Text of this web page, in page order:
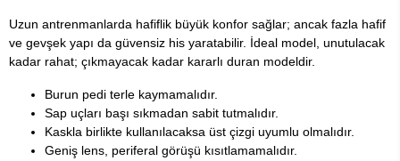
Uzun antrenmanlarda hafiflik büyük konfor sağlar; ancak fazla hafif
ve gevşek yapı da güvensiz his yaratabilir. İdeal model, unutulacak
kadar rahat; çıkmayacak kadar kararlı duran modeldir.
Burun pedi terle kaymamalıdır.
Sap uçları başı sıkmadan sabit tutmalıdır.
Kaskla birlikte kullanılacaksa üst çizgi uyumlu olmalıdır.
Geniş lens, periferal görüşü kısıtlamamalıdır.